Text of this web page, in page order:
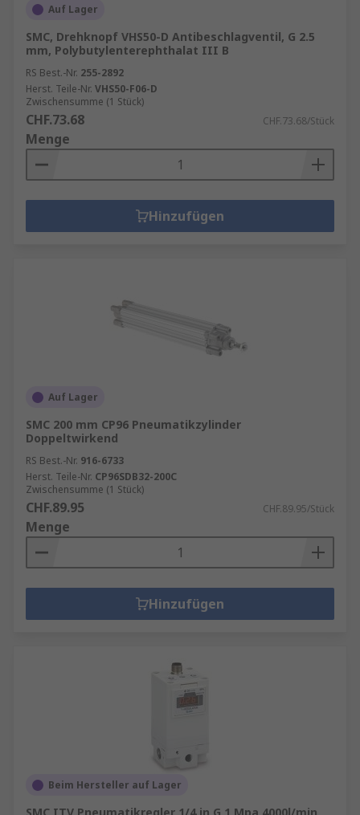
Auf Lager
SMC, Drehknopf VHS50-D Antibeschlagventil, G 2.5
mm, Polybutylenterephthalat III B
RS Best.-Nr. 255-2892
Herst. Teile-Nr. VHS50-F06-D
Zwischensumme (1 Stück)
CHF.73.68 CHF.73.68/Stück
Menge
Hinzufügen
Auf Lager
SMC 200 mm CP96 Pneumatikzylinder
Doppeltwirkend
RS Best.-Nr. 916-6733
Herst. Teile-Nr. CP96SDB32-200C
Zwischensumme (1 Stück)
CHF.89.95 CHF.89.95/Stück
Menge
Hinzufügen
Beim Hersteller auf Lager